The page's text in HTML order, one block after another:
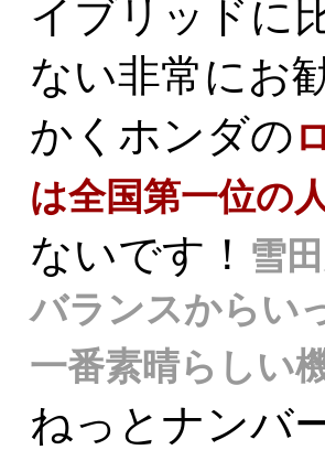
イブリッドに
ない非常にお
かくホンダの
は全国第一位の
ないです！ 雪
バランスからい
一番素晴らしい
ねっとナンバ